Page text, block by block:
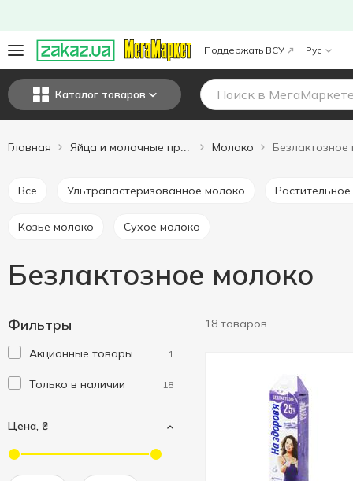
Поддержать ВСУ Рус
Каталог товаров
Главная Молоко Безлактозное
Все Ультрапастеризованное молоко
Козье молоко Сухое молоко
Безлактозное молоко
Фильтры
Акционные товары 1
Только в наличии 18
Цена, ₴
18 товаров